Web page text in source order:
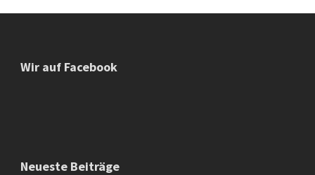
Wir auf Facebook
Neueste Beiträge